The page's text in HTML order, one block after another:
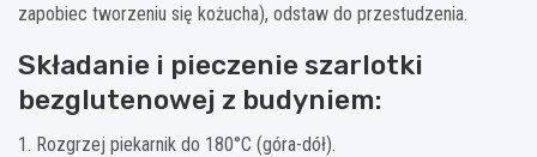
zapobiec tworzeniu się kożucha), odstaw do przestudzenia.
Składanie i pieczenie szarlotki
bezglutenowej z budyniem:
1. Rozgrzej piekarnik do 180°C (góra-dół).